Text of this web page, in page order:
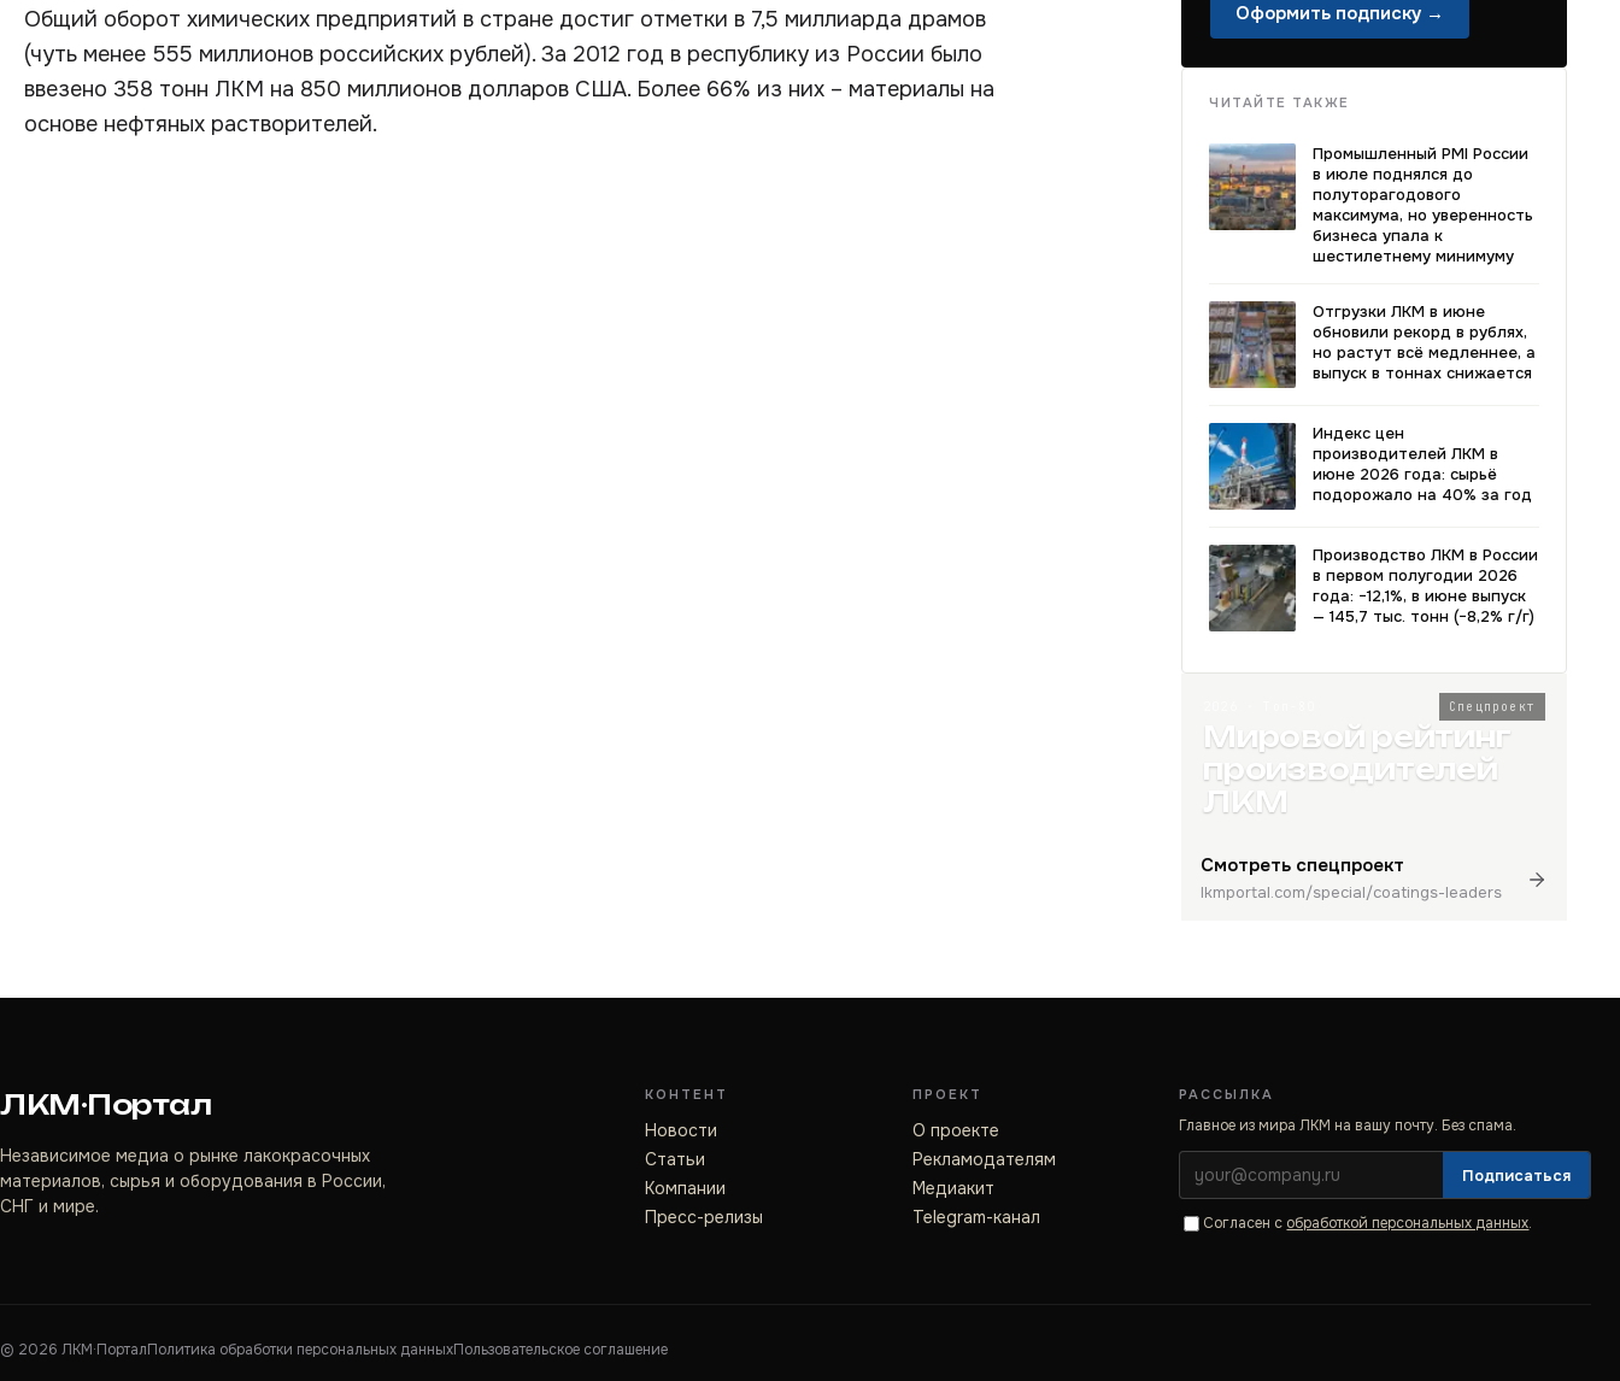
Общий оборот химических предприятий в стране достиг отметки в 7,5 миллиарда драмов
(чуть менее 555 миллионов российских рублей). За 2012 год в республику из России было
ввезено 358 тонн ЛКМ на 850 миллионов долларов США. Более 66% из них – материалы на
основе нефтяных растворителей.
Оформить подписку →
ЧИТАЙТЕ ТАКЖЕ
Промышленный PMI России
в июле поднялся до
полуторагодового
максимума, но уверенность
бизнеса упала к
шестилетнему минимуму
Отгрузки ЛКМ в июне
обновили рекорд в рублях,
но растут всё медленнее, а
выпуск в тоннах снижается
Индекс цен
производителей ЛКМ в
июне 2026 года: сырьё
подорожало на 40% за год
Производство ЛКМ в России
в первом полугодии 2026
года: −12,1%, в июне выпуск
— 145,7 тыс. тонн (−8,2% г/г)
Спецпроект
Мировой рейтинг
производителей
ЛКМ
Смотреть спецпроект
lkmportal.com/special/coatings-leaders
ЛКМ·Портал
Независимое медиа о рынке лакокрасочных
материалов, сырья и оборудования в России,
СНГ и мире.
КОНТЕНТ
Новости
Статьи
Компании
Пресс-релизы
ПРОЕКТ
О проекте
Рекламодателям
Медиакит
Telegram-канал
РАССЫЛКА
Главное из мира ЛКМ на вашу почту. Без спама.
Подписаться
Согласен с обработкой персональных данных.
© 2026 ЛКМ·ПорталПолитика обработки персональных данныхПользовательское соглашение